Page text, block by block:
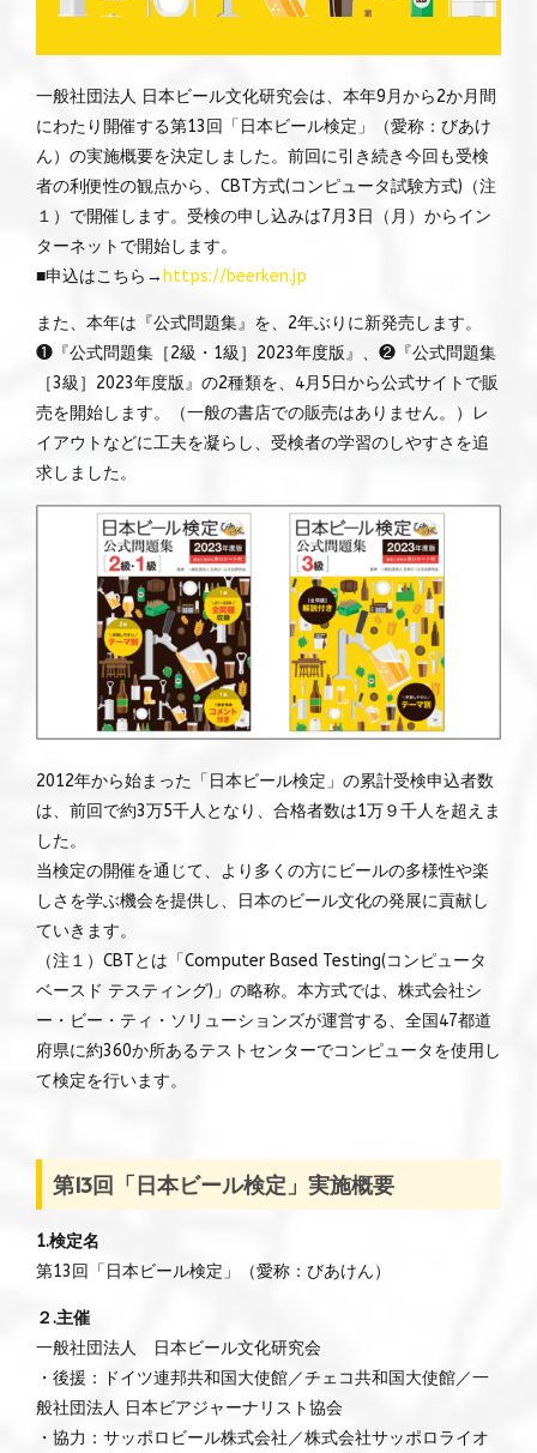
一般社団法人 日本ビール文化研究会は、本年9月から2か月間
にわたり開催する第13回「日本ビール検定」（愛称：びあけ
ん）の実施概要を決定しました。前回に引き続き今回も受検
者の利便性の観点から、CBT方式(コンピュータ試験方式)（注
１）で開催します。受検の申し込みは7月3日（月）からイン
ターネットで開始します。
■申込はこちら→ https://beerken.jp
また、本年は『公式問題集』を、2年ぶりに新発売します。
❶『公式問題集［2級・1級］2023年度版』、❷『公式問題集
［3級］2023年度版』の2種類を、4月5日から公式サイトで販
売を開始します。（一般の書店での販売はありません。）レ
イアウトなどに工夫を凝らし、受検者の学習のしやすさを追
求しました。
2012年から始まった「日本ビール検定」の累計受検申込者数
は、前回で約3万5千人となり、合格者数は1万９千人を超えま
した。
当検定の開催を通じて、より多くの方にビールの多様性や楽
しさを学ぶ機会を提供し、日本のビール文化の発展に貢献し
ていきます。
（注１）CBTとは「Computer Based Testing(コンピュータ
ベースド テスティング)」の略称。本方式では、株式会社シ
ー・ビー・ティ・ソリューションズが運営する、全国47都道
府県に約360か所あるテストセンターでコンピュータを使用し
て検定を行います。
第13回「日本ビール検定」実施概要
1.検定名
第13回「日本ビール検定」（愛称：びあけん）
２.主催
一般社団法人 日本ビール文化研究会
・後援：ドイツ連邦共和国大使館／チェコ共和国大使館／一
般社団法人 日本ビアジャーナリスト協会
・協力：サッポロビール株式会社／株式会社サッポロライオ